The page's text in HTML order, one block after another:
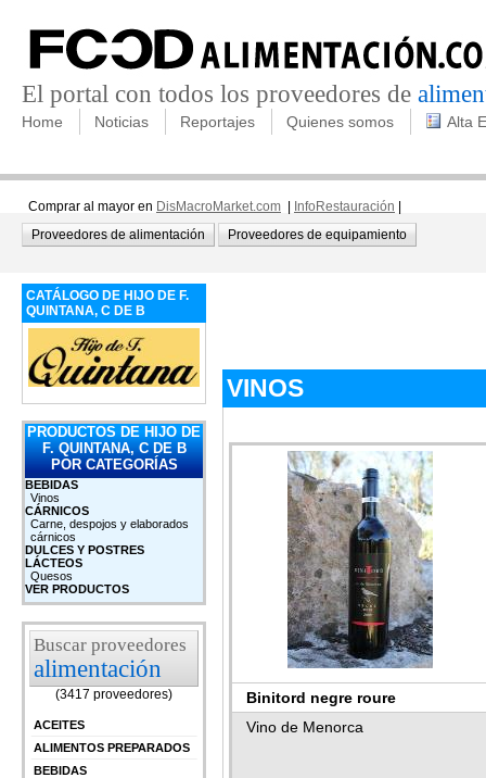
El portal con todos los proveedores de
Home Noticias Reportajes Quienes somos Alta
Comprar al mayor en DisMacroMarket.com InfoRestauración
Proveedores de alimentación
Proveedores de equipamiento
CATÁLOGO DE HIJO DE F.
QUINTANA, C DE B
PRODUCTOS DE HIJO DE
F. QUINTANA, C DE B
POR CATEGORÍAS
BEBIDAS
Vinos
CÁRNICOS
Carne, despojos y elaborados
cárnicos
DULCES Y POSTRES
LÁCTEOS
Quesos
VER PRODUCTOS
Buscar proveedores
alimentación
(3417 proveedores)
ACEITES
ALIMENTOS PREPARADOS
BEBIDAS
VINOS
Binitord negre roure
Vino de Menorca